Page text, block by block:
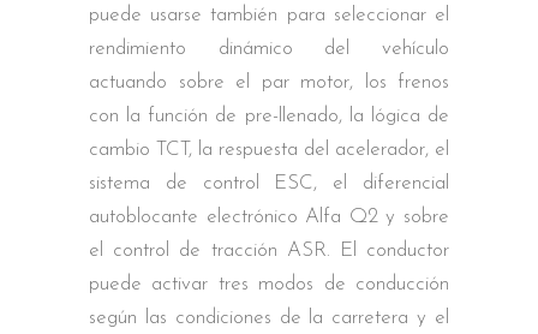
puede usarse también para seleccionar el
rendimiento dinámico del vehículo
actuando sobre el par motor, los frenos
con la función de pre-llenado, la lógica de
cambio TCT, la respuesta del acelerador, el
sistema de control ESC, el diferencial
autoblocante electrónico Alfa Q2 y sobre
el control de tracción ASR. El conductor
puede activar tres modos de conducción
según las condiciones de la carretera y el